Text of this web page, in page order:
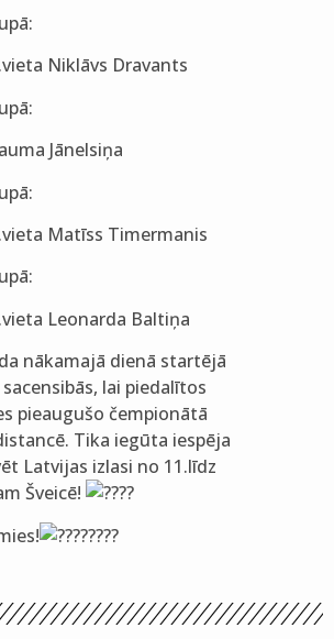
Niklāvs Dravants
Jānelsiņa
Matīss Timermanis
Leonarda Baltiņa
nākamajā dienā startējā
lai piedalītos
pieaugušo čempionātā
Tika iegūta iespēja
Latvijas izlasi no 11.līdz
Šveicē!